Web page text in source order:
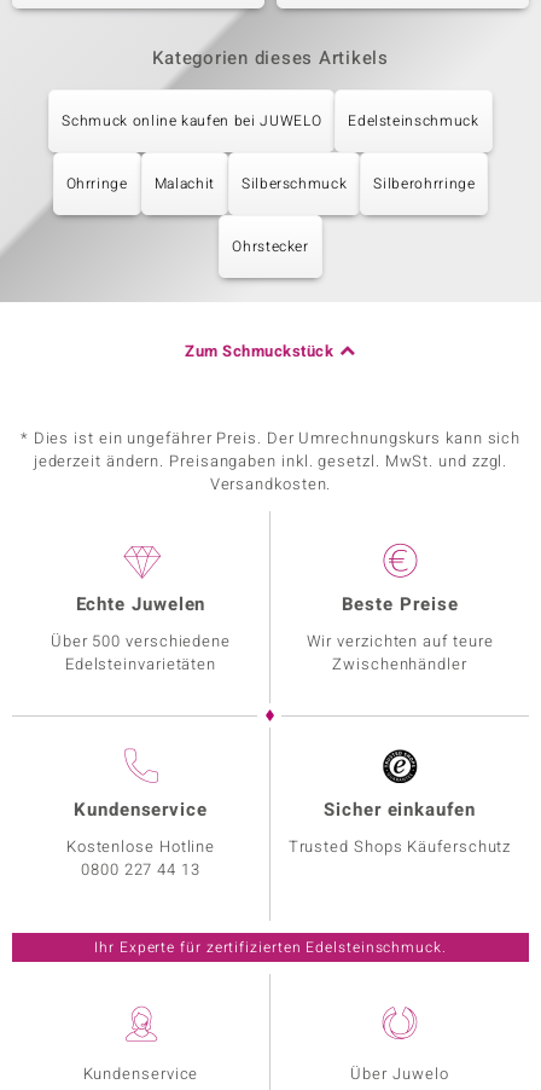
Kategorien dieses Artikels
Schmuck online kaufen bei JUWELO Edelsteinschmuck
Ohrringe Malachit Silberschmuck Silberohrringe
Ohrstecker
Zum Schmuckstück
* Dies ist ein ungefährer Preis. Der Umrechnungskurs kann sich
jederzeit ändern. Preisangaben inkl. gesetzl. MwSt. und zzgl.
Versandkosten.
Kundenservice
Über Juwelo
Echte Juwelen
Über 500 verschiedene
Edelsteinvarietäten
Beste Preise
Wir verzichten auf teure
Zwischenhändler
Kundenservice
Kostenlose Hotline
0800 227 44 13
Sicher einkaufen
Trusted Shops Käuferschutz
Ihr Experte für zertifizierten Edelsteinschmuck.